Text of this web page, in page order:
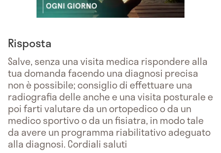
Risposta
Salve, senza una visita medica rispondere alla
tua domanda facendo una diagnosi precisa
non è possibile; consiglio di effettuare una
radiografia delle anche e una visita posturale e
poi farti valutare da un ortopedico o da un
medico sportivo o da un fisiatra, in modo tale
da avere un programma riabilitativo adeguato
alla diagnosi. Cordiali saluti